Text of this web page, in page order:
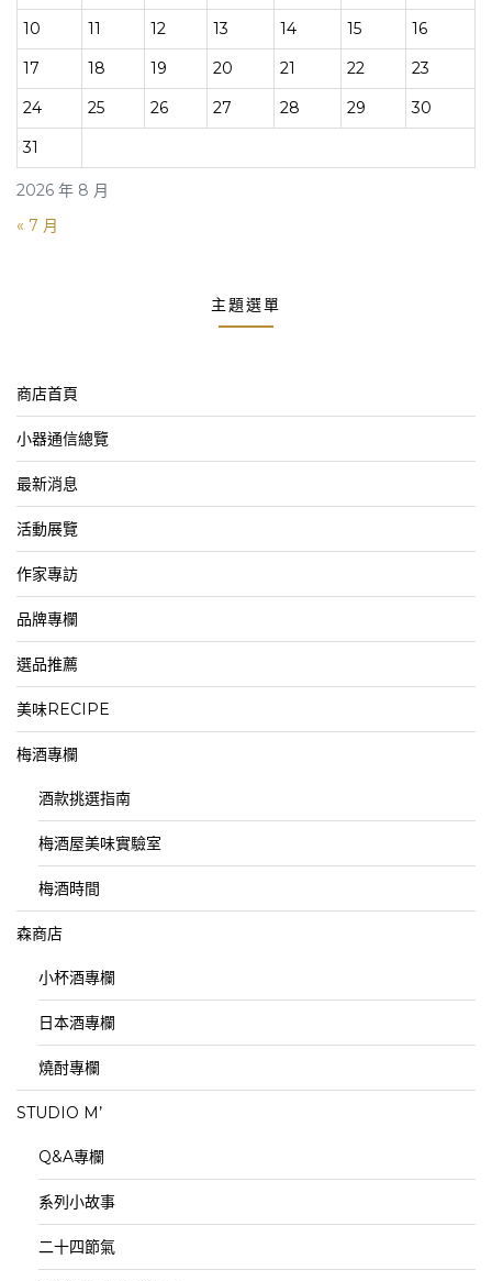
2026 年 8 月
10
11 12 13 14 15
16
17
18 19 20 21 22
23
24
25 26 27 28 29
30
31
« 7 月
主題選單
商店首頁
小器通信總覽
最新消息
活動展覽
作家專訪
品牌專欄
選品推薦
美味RECIPE
梅酒專欄
酒款挑選指南
梅酒屋美味實驗室
梅酒時間
森商店
小杯酒專欄
日本酒專欄
燒酎專欄
STUDIO M’
Q&A專欄
系列小故事
二十四節氣